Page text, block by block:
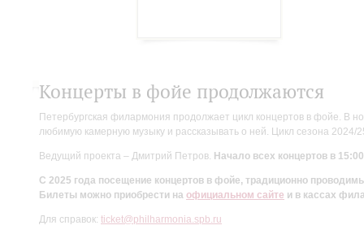
Концерты в фойе продолжаются
Петербургская филармония продолжает цикл концертов в фойе. В
любимую камерную музыку и рассказывать о ней. Цикл сезона
Ведущий проекта – Дмитрий Петров. Начало всех концертов в
С 2025 года посещение концертов в фойе, традиционно
Билеты можно приобрести на официальном сайте и в кассах
Для справок: ticket@philharmonia.spb.ru